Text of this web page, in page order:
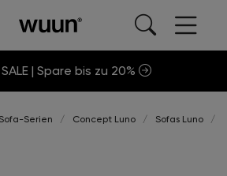
SALE | Spare bis zu 20%
Serien Concept Luno Sofas Luno